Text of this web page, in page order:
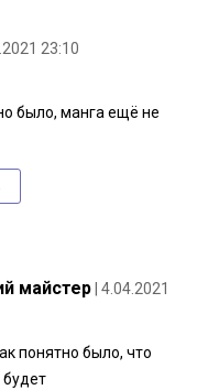
23:10
было, манга ещё не
майстер | 4.04.2021
понятно было, что
будет